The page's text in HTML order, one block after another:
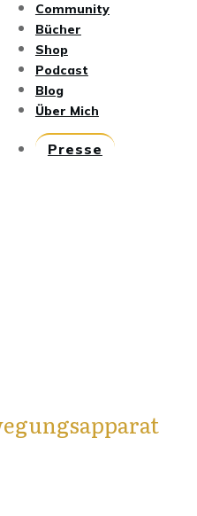
Community
Bücher
Shop
Podcast
Blog
Über Mich
Presse